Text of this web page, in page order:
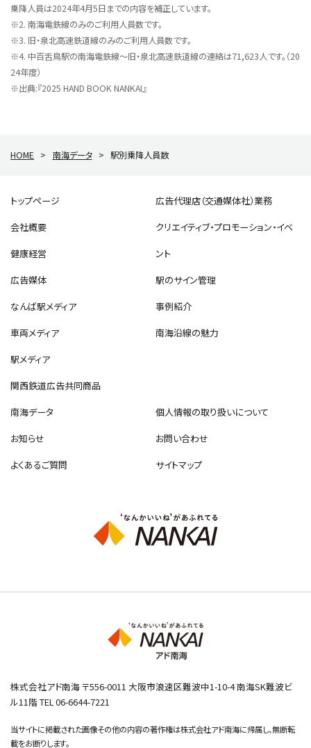
乗降人員は2024年4月5日までの内容を補正しています。
※2. 南海電鉄線のみのご利用人員数です。
※3. 旧・泉北高速鉄道線のみのご利用人員数です。
※4. 中百舌鳥駅の南海電鉄線～旧・泉北高速鉄道線の連絡は71,623人です。（20
24年度）
※出典:『2025 HAND BOOK NANKAI』
HOME > 南海データ > 駅別乗降人員数
トップページ
会社概要
健康経営
広告媒体
なんば駅メディア
車両メディア
駅メディア
関西鉄道広告共同商品
広告代理店（交通媒体社）業務
クリエイティブ・プロモーション・イベ
ント
駅のサイン管理
事例紹介
南海沿線の魅力
南海データ
個人情報の取り扱いについて
お知らせ
お問い合わせ
よくあるご質問
サイトマップ
株式会社アド南海 〒556-0011 大阪市浪速区難波中1-10-4 南海SK難波ビ
ル11階 TEL 06-6644-7221
当サイトに掲載された画像その他の内容の著作権は株式会社アド南海に帰属し、無断転
載をお断りします。